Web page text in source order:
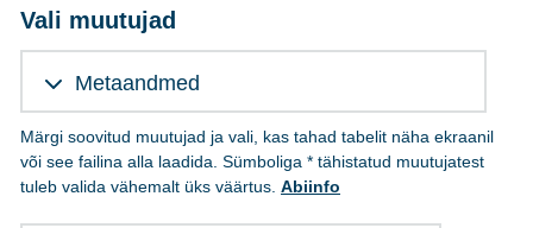
Vali muutujad
Metaandmed
Märgi soovitud muutujad ja vali, kas tahad tabelit näha ekraanil
või see failina alla laadida. Sümboliga * tähistatud muutujatest
tuleb valida vähemalt üks väärtus. Abiinfo